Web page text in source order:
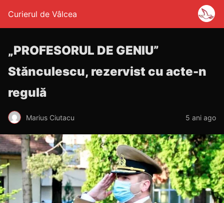
Curierul de Vâlcea
„PROFESORUL DE GENIU”
Stănculescu, rezervist cu acte-n
regulă
Marius Ciutacu 5 ani ago